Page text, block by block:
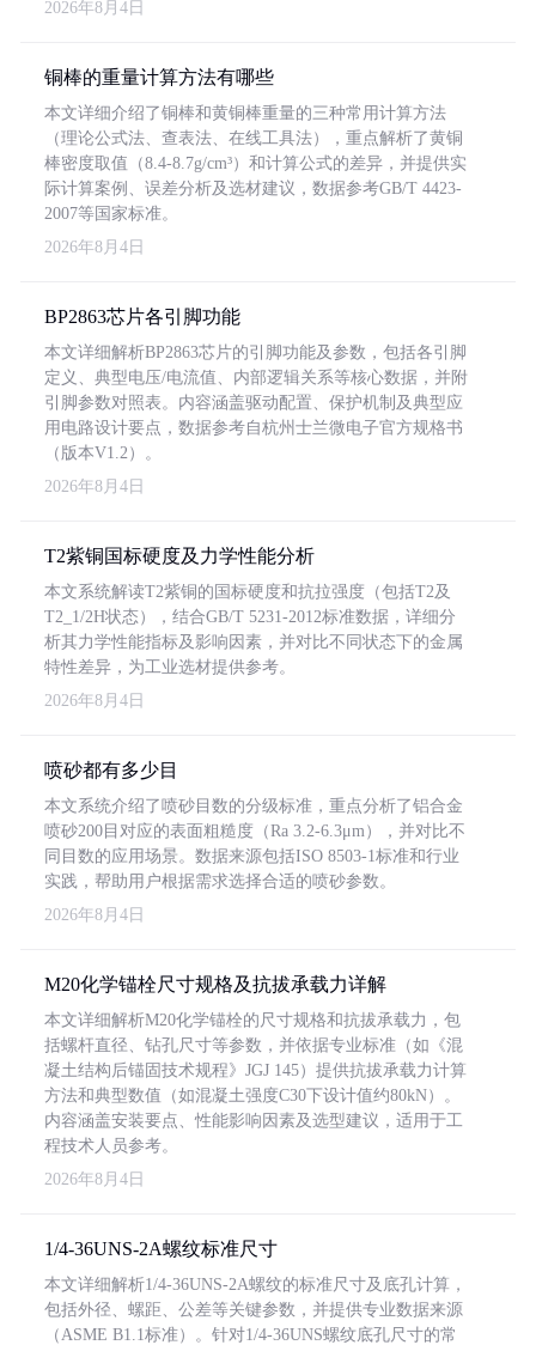
2026年8月4日
铜棒的重量计算方法有哪些
本文详细介绍了铜棒和黄铜棒重量的三种常用计算方法
（理论公式法、查表法、在线工具法），重点解析了黄铜
棒密度取值（8.4-8.7g/cm³）和计算公式的差异，并提供实
际计算案例、误差分析及选材建议，数据参考GB/T 4423-
2007等国家标准。
2026年8月4日
BP2863芯片各引脚功能
本文详细解析BP2863芯片的引脚功能及参数，包括各引脚
定义、典型电压/电流值、内部逻辑关系等核心数据，并附
引脚参数对照表。内容涵盖驱动配置、保护机制及典型应
用电路设计要点，数据参考自杭州士兰微电子官方规格书
（版本V1.2）。
2026年8月4日
T2紫铜国标硬度及力学性能分析
本文系统解读T2紫铜的国标硬度和抗拉强度（包括T2及
T2_1/2H状态），结合GB/T 5231-2012标准数据，详细分
析其力学性能指标及影响因素，并对比不同状态下的金属
特性差异，为工业选材提供参考。
2026年8月4日
喷砂都有多少目
本文系统介绍了喷砂目数的分级标准，重点分析了铝合金
喷砂200目对应的表面粗糙度（Ra 3.2-6.3μm），并对比不
同目数的应用场景。数据来源包括ISO 8503-1标准和行业
实践，帮助用户根据需求选择合适的喷砂参数。
2026年8月4日
M20化学锚栓尺寸规格及抗拔承载力详解
本文详细解析M20化学锚栓的尺寸规格和抗拔承载力，包
括螺杆直径、钻孔尺寸等参数，并依据专业标准（如《混
凝土结构后锚固技术规程》JGJ 145）提供抗拔承载力计算
方法和典型数值（如混凝土强度C30下设计值约80kN）。
内容涵盖安装要点、性能影响因素及选型建议，适用于工
程技术人员参考。
2026年8月4日
1/4-36UNS-2A螺纹标准尺寸
本文详细解析1/4-36UNS-2A螺纹的标准尺寸及底孔计算，
包括外径、螺距、公差等关键参数，并提供专业数据来源
（ASME B1.1标准）。针对1/4-36UNS螺纹底孔尺寸的常